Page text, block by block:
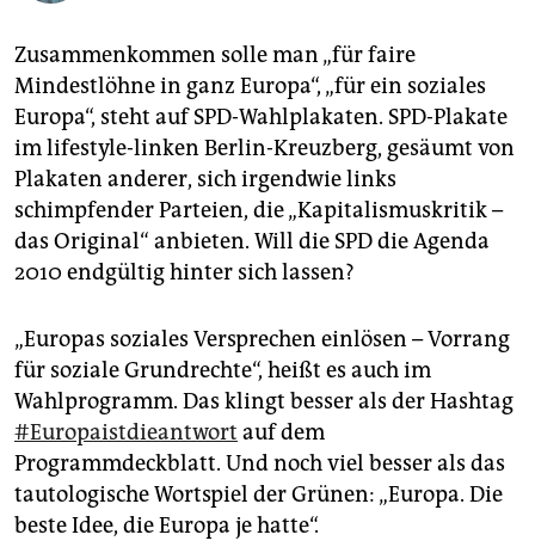
unterstützen
abo
genossenschaft
epaper login
Zusammenkommen solle man „für faire
Mindestlöhne in ganz Europa“, „für ein soziales
Europa“, steht auf SPD-Wahlplakaten. SPD-Plakate
im lifestyle-linken Berlin-Kreuzberg, gesäumt von
Plakaten anderer, sich irgendwie links
schimpfender Parteien, die „Kapitalismuskritik –
das Original“ anbieten. Will die SPD die Agenda
2010 endgültig hinter sich lassen?
„Europas soziales Versprechen einlösen – Vorrang
für soziale Grundrechte“, heißt es auch im
Wahlprogramm. Das klingt besser als der Hashtag
#Europaistdieantwort auf dem
Programmdeckblatt. Und noch viel besser als das
tautologische Wortspiel der Grünen: „Europa. Die
beste Idee, die Europa je hatte“.